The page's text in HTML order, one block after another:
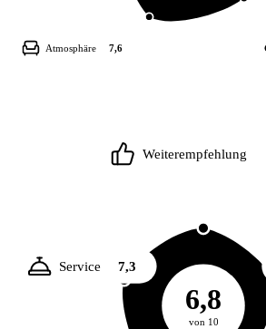
Atmosphäre 7,6
6,8
von 10
Weiterempfehlung
Service 7,3